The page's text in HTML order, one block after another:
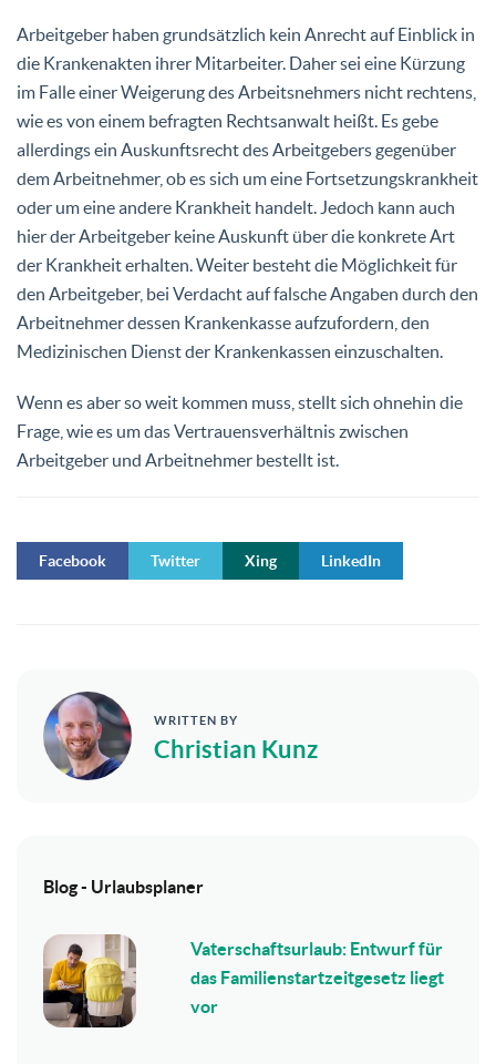
Arbeitgeber haben grundsätzlich kein Anrecht auf Einblick in
die Krankenakten ihrer Mitarbeiter. Daher sei eine Kürzung
im Falle einer Weigerung des Arbeitsnehmers nicht rechtens,
wie es von einem befragten Rechtsanwalt heißt. Es gebe
allerdings ein Auskunftsrecht des Arbeitgebers gegenüber
dem Arbeitnehmer, ob es sich um eine Fortsetzungskrankheit
oder um eine andere Krankheit handelt. Jedoch kann auch
hier der Arbeitgeber keine Auskunft über die konkrete Art
der Krankheit erhalten. Weiter besteht die Möglichkeit für
den Arbeitgeber, bei Verdacht auf falsche Angaben durch den
Arbeitnehmer dessen Krankenkasse aufzufordern, den
Medizinischen Dienst der Krankenkassen einzuschalten.
Wenn es aber so weit kommen muss, stellt sich ohnehin die
Frage, wie es um das Vertrauensverhältnis zwischen
Arbeitgeber und Arbeitnehmer bestellt ist.
Facebook Twitter Xing LinkedIn
WRITTEN BY
Christian Kunz
Blog - Urlaubsplaner
Vaterschaftsurlaub: Entwurf für
das Familienstartzeitgesetz liegt
vor